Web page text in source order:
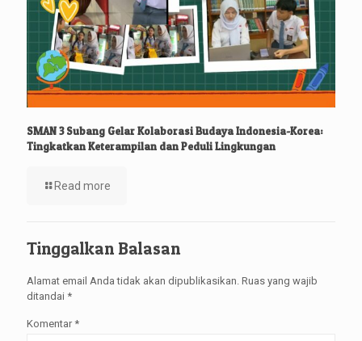
SMAN 3 Subang Gelar Kolaborasi Budaya Indonesia-Korea:
Tingkatkan Keterampilan dan Peduli Lingkungan
Read more
Tinggalkan Balasan
Alamat email Anda tidak akan dipublikasikan. Ruas yang wajib
ditandai *
Komentar *